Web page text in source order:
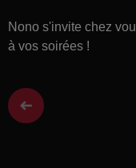
Nono s'invite chez
à vos soirées !